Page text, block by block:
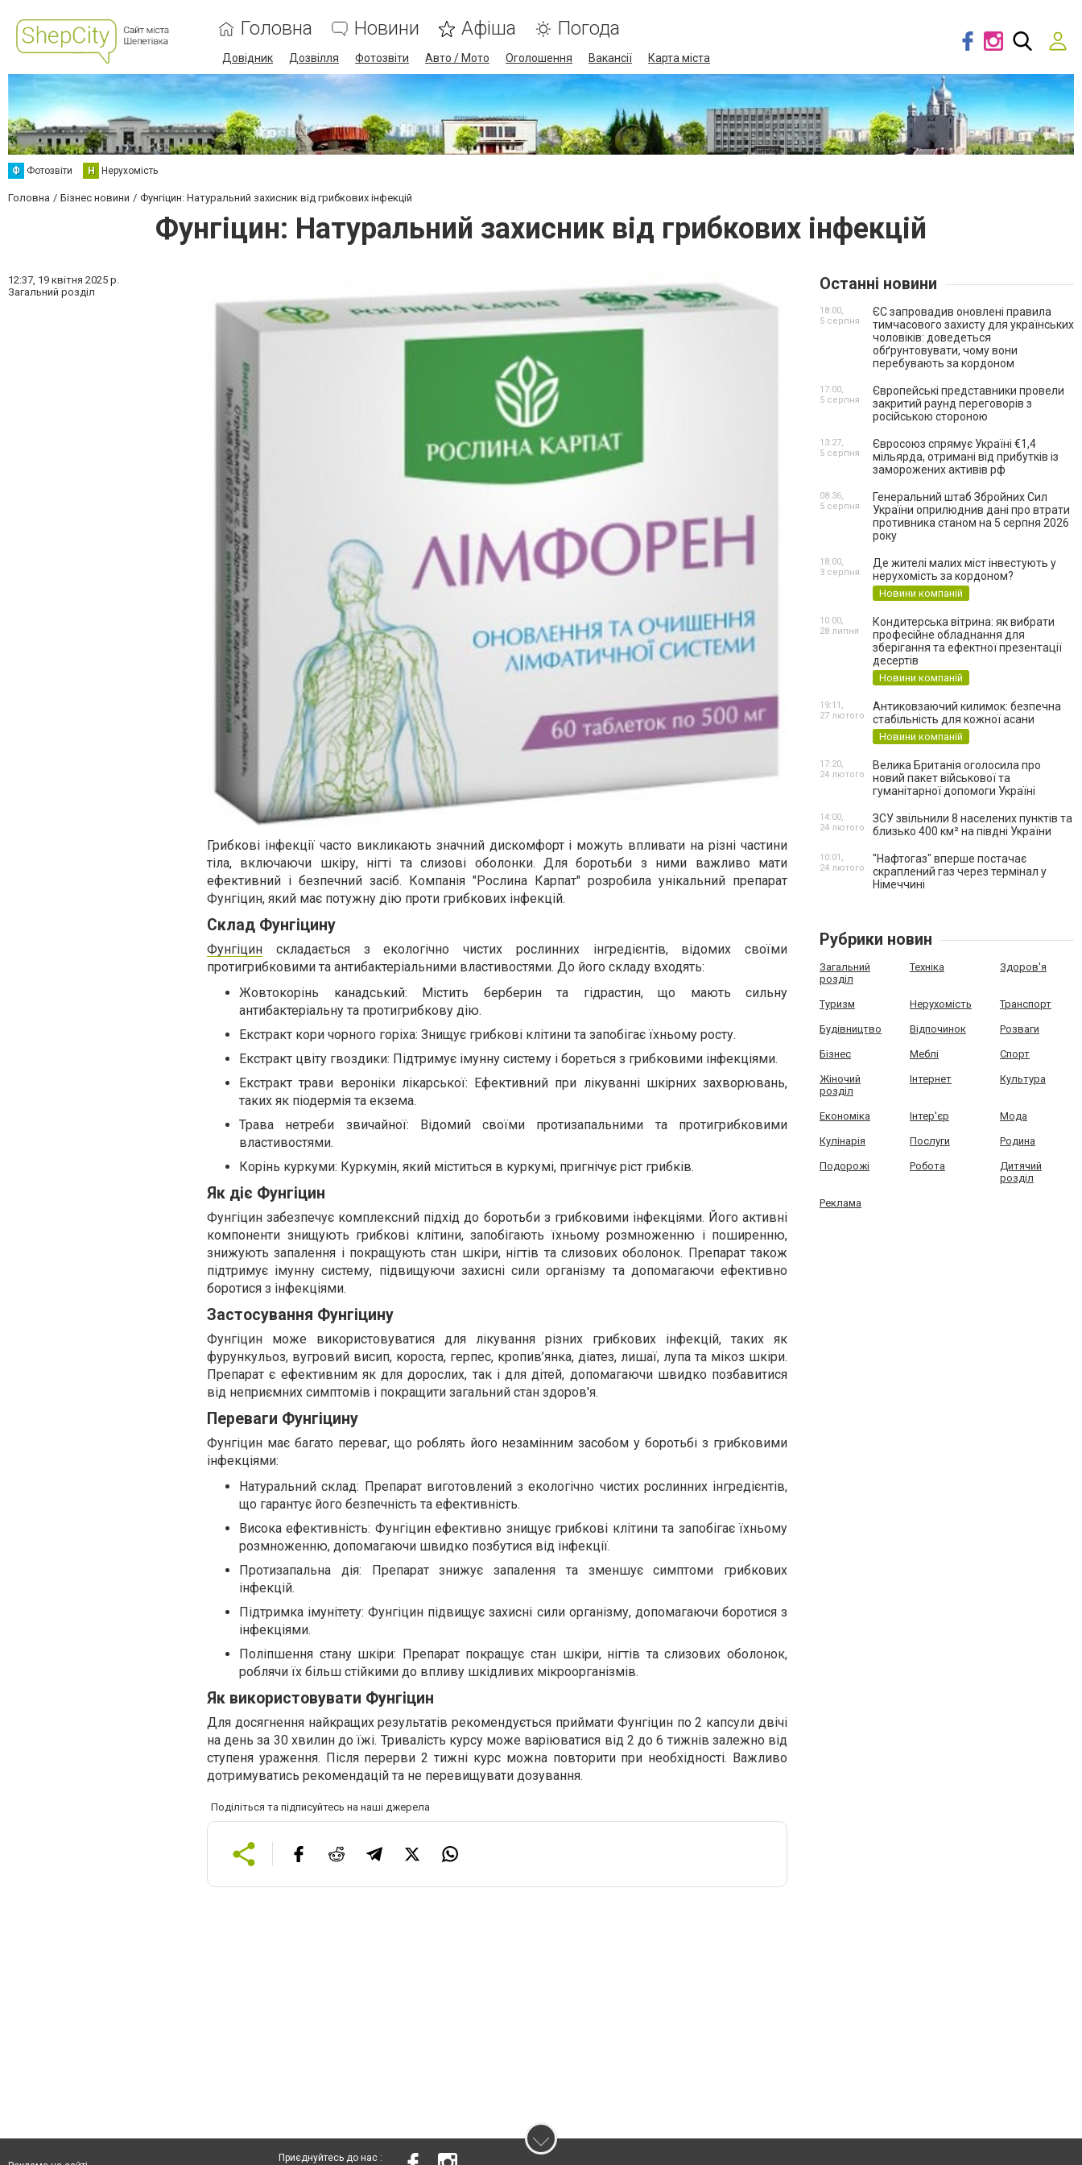
Головна Новини Афіша Погода
Довідник Дозвілля Фотозвіти Авто / Мото Оголошення Вакансії Карта міста
Ф Фотозвіти Н Нерухомість
Головна Бізнес новини Фунгіцин: Натуральний захисник від грибкових інфекцій
Фунгіцин: Натуральний захисник від грибкових інфекцій
12:37, 19 квітня 2025 р.
Загальний розділ
Грибкові інфекції часто викликають значний дискомфорт і можуть впливати на різні частини
тіла, включаючи шкіру, нігті та слизові оболонки. Для боротьби з ними важливо мати
ефективний і безпечний засіб. Компанія "Рослина Карпат" розробила унікальний препарат
Фунгіцин, який має потужну дію проти грибкових інфекцій.
Склад Фунгіцину
Фунгіцин складається з екологічно чистих рослинних інгредієнтів, відомих своїми
протигрибковими та антибактеріальними властивостями. До його складу входять:
Жовтокорінь канадський: Містить берберин та гідрастин, що мають сильну
антибактеріальну та протигрибкову дію.
Екстракт кори чорного горіха: Знищує грибкові клітини та запобігає їхньому росту.
Екстракт цвіту гвоздики: Підтримує імунну систему і бореться з грибковими інфекціями.
Екстракт трави вероніки лікарської: Ефективний при лікуванні шкірних захворювань,
таких як піодермія та екзема.
Трава нетреби звичайної: Відомий своїми протизапальними та протигрибковими
властивостями.
Корінь куркуми: Куркумін, який міститься в куркумі, пригнічує ріст грибків.
Як діє Фунгіцин
Фунгіцин забезпечує комплексний підхід до боротьби з грибковими інфекціями. Його активні
компоненти знищують грибкові клітини, запобігають їхньому розмноженню і поширенню,
знижують запалення і покращують стан шкіри, нігтів та слизових оболонок. Препарат також
підтримує імунну систему, підвищуючи захисні сили організму та допомагаючи ефективно
боротися з інфекціями.
Застосування Фунгіцину
Фунгіцин може використовуватися для лікування різних грибкових інфекцій, таких як
фурункульоз, вугровий висип, короста, герпес, кропив’янка, діатез, лишаї, лупа та мікоз шкіри.
Препарат є ефективним як для дорослих, так і для дітей, допомагаючи швидко позбавитися
від неприємних симптомів і покращити загальний стан здоров'я.
Переваги Фунгіцину
Фунгіцин має багато переваг, що роблять його незамінним засобом у боротьбі з грибковими
інфекціями:
Натуральний склад: Препарат виготовлений з екологічно чистих рослинних інгредієнтів,
що гарантує його безпечність та ефективність.
Висока ефективність: Фунгіцин ефективно знищує грибкові клітини та запобігає їхньому
розмноженню, допомагаючи швидко позбутися від інфекції.
Протизапальна дія: Препарат знижує запалення та зменшує симптоми грибкових
інфекцій.
Підтримка імунітету: Фунгіцин підвищує захисні сили організму, допомагаючи боротися з
інфекціями.
Поліпшення стану шкіри: Препарат покращує стан шкіри, нігтів та слизових оболонок,
роблячи їх більш стійкими до впливу шкідливих мікроорганізмів.
Як використовувати Фунгіцин
Для досягнення найкращих результатів рекомендується приймати Фунгіцин по 2 капсули двічі
на день за 30 хвилин до їжі. Тривалість курсу може варіюватися від 2 до 6 тижнів залежно від
ступеня ураження. Після перерви 2 тижні курс можна повторити при необхідності. Важливо
дотримуватись рекомендацій та не перевищувати дозування.
Поділіться та підписуйтесь на наші джерела
Останні новини
ЄС запровадив оновлені правила
тимчасового захисту для українських
чоловіків: доведеться
обґрунтовувати, чому вони
перебувають за кордоном
18:00,
5 серпня
Європейські представники провели
закритий раунд переговорів з
російською стороною
17:00,
5 серпня
Євросоюз спрямує Україні €1,4
мільярда, отримані від прибутків із
заморожених активів рф
13:27,
5 серпня
Генеральний штаб Збройних Сил
України оприлюднив дані про втрати
противника станом на 5 серпня 2026
року
08:36,
5 серпня
Де жителі малих міст інвестують у
нерухомість за кордоном?
Новини компаній
18:00,
3 серпня
Кондитерська вітрина: як вибрати
професійне обладнання для
зберігання та ефектної презентації
десертів
Новини компаній
10:00,
28 липня
Антиковзаючий килимок: безпечна
стабільність для кожної асани
Новини компаній
19:11,
27 лютого
Велика Британія оголосила про
новий пакет військової та
гуманітарної допомоги Україні
17:20,
24 лютого
ЗСУ звільнили 8 населених пунктів та
близько 400 км² на півдні України
14:00,
24 лютого
"Нафтогаз" вперше постачає
скраплений газ через термінал у
Німеччині
10:01,
24 лютого
Рубрики новин
Загальний
розділ
Техніка Здоров'я
Туризм Нерухомість Транспорт
Будівництво Відпочинок Розваги
Бізнес Меблі Спорт
Жіночий
розділ
Інтернет Культура
Економіка Інтер'єр Мода
Кулінарія Послуги Родина
Подорожі Робота
Дитячий
розділ
Реклама
Приєднуйтесь до нас :